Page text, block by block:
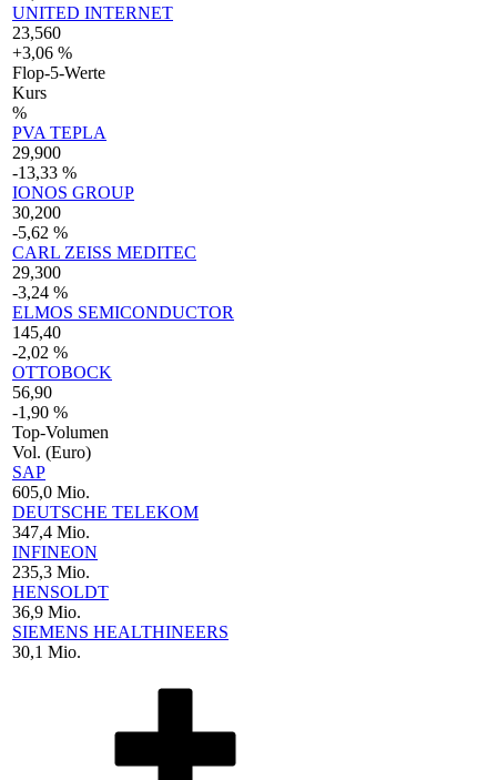
UNITED INTERNET
23,560
+3,06 %
Flop-5-Werte
Kurs
%
PVA TEPLA
29,900
-13,33 %
IONOS GROUP
30,200
-5,62 %
CARL ZEISS MEDITEC
29,300
-3,24 %
ELMOS SEMICONDUCTOR
145,40
-2,02 %
OTTOBOCK
56,90
-1,90 %
Top-Volumen
Vol. (Euro)
SAP
605,0 Mio.
DEUTSCHE TELEKOM
347,4 Mio.
INFINEON
235,3 Mio.
HENSOLDT
36,9 Mio.
SIEMENS HEALTHINEERS
30,1 Mio.